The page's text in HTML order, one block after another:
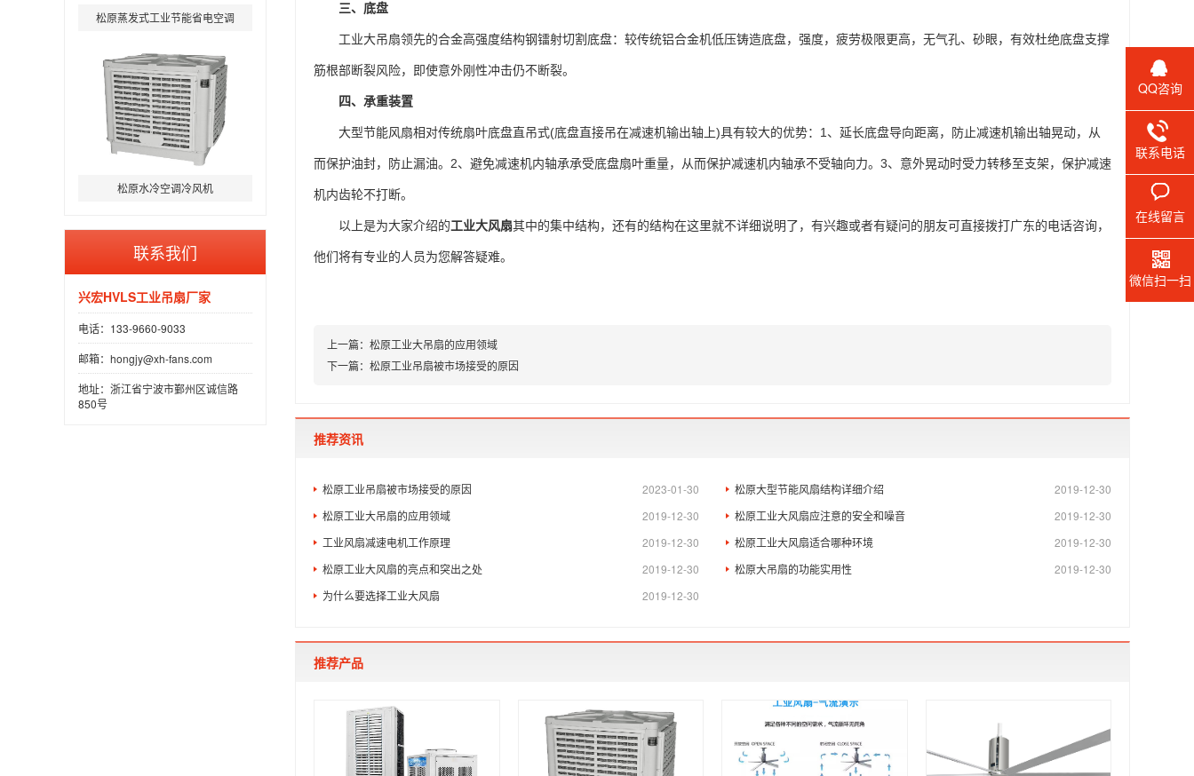
松原蒸发式工业节能省电空调
松原水冷空调冷风机
联系我们
兴宏HVLS工业吊扇厂家
电话：133-9660-9033
邮箱：hongjy@xh-fans.com
地址：浙江省宁波市鄞州区诚信路
850号
三、底盘
工业大吊扇领先的合金高强度结构钢镭射切割底盘：较传统铝合金机低压铸造底盘，强度，疲劳极限更高，无气孔、砂眼，有效杜绝底盘支撑
筋根部断裂风险，即使意外刚性冲击仍不断裂。
四、承重装置
大型节能风扇相对传统扇叶底盘直吊式(底盘直接吊在减速机输出轴上)具有较大的优势：1、延长底盘导向距离，防止减速机输出轴晃动，从
而保护油封，防止漏油。2、避免减速机内轴承承受底盘扇叶重量，从而保护减速机内轴承不受轴向力。3、意外晃动时受力转移至支架，保护减速
机内齿轮不打断。
以上是为大家介绍的工业大风扇其中的集中结构，还有的结构在这里就不详细说明了，有兴趣或者有疑问的朋友可直接拨打广东的电话咨询，
他们将有专业的人员为您解答疑难。
上一篇： 松原工业大吊扇的应用领域
下一篇： 松原工业吊扇被市场接受的原因
推荐资讯
2023-01-30
松原工业吊扇被市场接受的原因 2019-12-30
松原大型节能风扇结构详细介绍
2019-12-30
松原工业大吊扇的应用领域 2019-12-30
松原工业大风扇应注意的安全和噪音
2019-12-30
工业风扇减速电机工作原理 2019-12-30
松原工业大风扇适合哪种环境
2019-12-30
松原工业大风扇的亮点和突出之处 2019-12-30
松原大吊扇的功能实用性
2019-12-30
为什么要选择工业大风扇
推荐产品
QQ咨询
联系电话
在线留言
微信扫一扫